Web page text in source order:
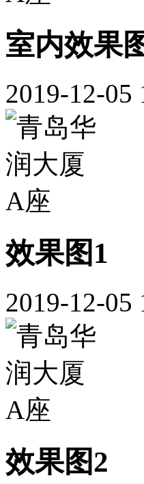
室内效果
2019-12-05
效果图1
2019-12-05
效果图2